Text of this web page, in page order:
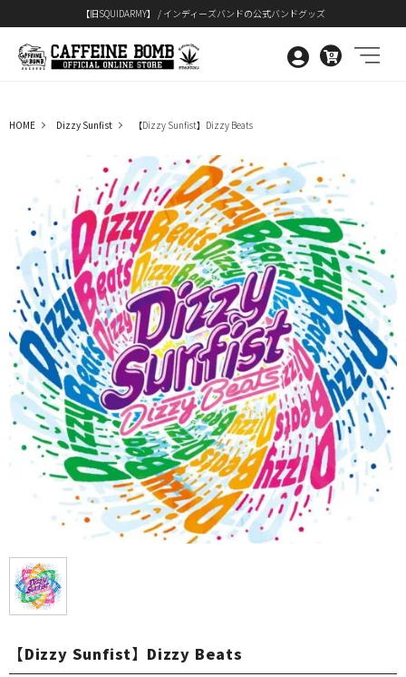
【旧SQUIDARMY】 / インディーズバンドの公式バンドグッズ
0
HOME Dizzy Sunfist 【Dizzy Sunfist】Dizzy Beats
【Dizzy Sunfist】Dizzy Beats